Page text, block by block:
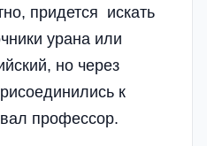
придется искать
урана или
но через
к
профессор.